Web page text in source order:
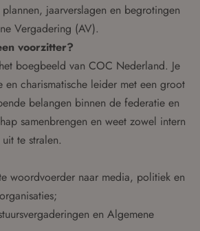
plannen, jaarverslagen en begrotingen
Vergadering (AV).
voorzitter?
boegbeeld van COC Nederland. Je
en charismatische leider met een groot
belangen binnen de federatie en
samenbrengen en weet zowel intern
te stralen.
woordvoerder naar media, politiek en
en Algemene